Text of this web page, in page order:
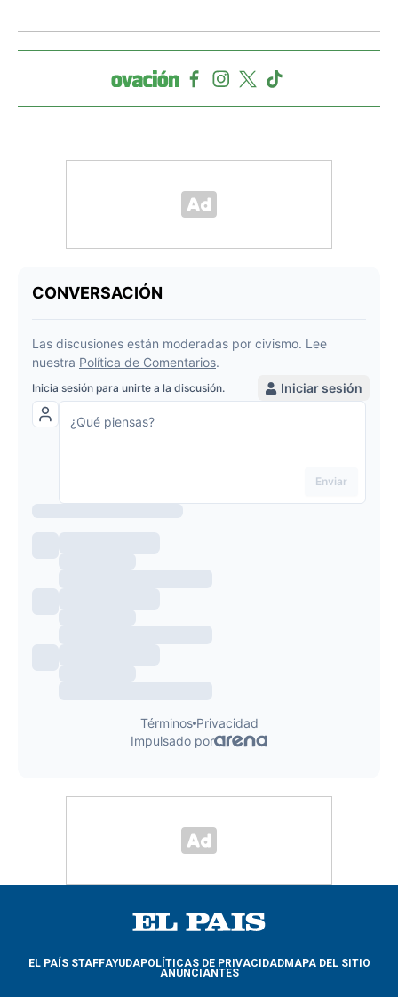
EL PAÍS STAFFAYUDAPOLÍTICAS DE PRIVACIDADMAPA DEL SITIO
ANUNCIANTES